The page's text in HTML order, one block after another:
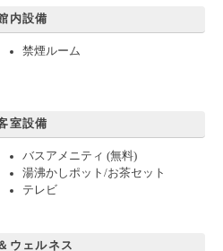
内設備
禁煙ルーム
室設備
バスアメニティ (無料)
湯沸かしポット/お茶セット
テレビ
ウェルネス